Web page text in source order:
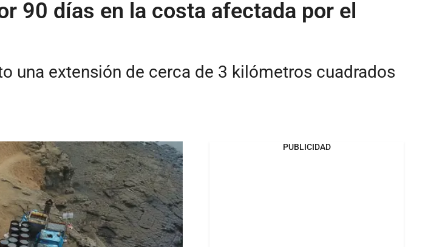
90 días en la costa afectada por el
una extensión de cerca de 3 kilómetros cuadrados
PUBLICIDAD